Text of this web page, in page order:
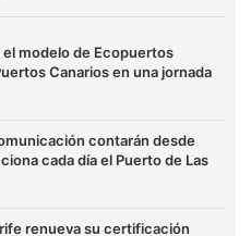
modelo de Ecopuertos
Canarios en una jornada
contarán desde
cada día el Puerto de Las
renueva su certificación